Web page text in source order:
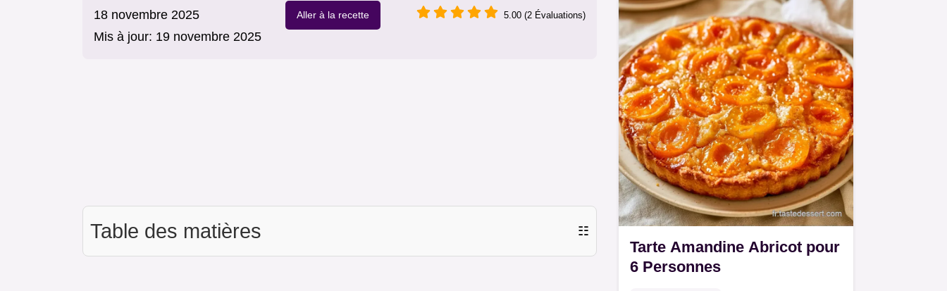
18 novembre 2025
Mis à jour: 19 novembre 2025
Aller à la recette 5.00 (2 Évaluations)
Table des matières ☷
Tarte Amandine Abricot pour
6 Personnes